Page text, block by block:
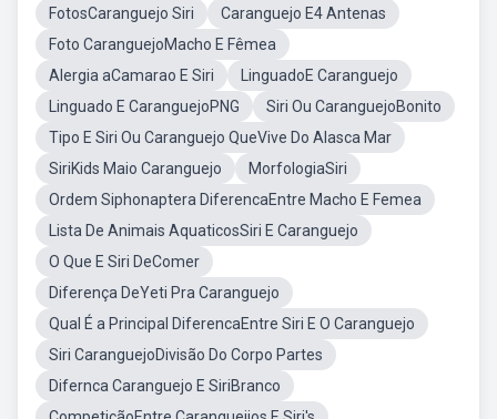
FotosCaranguejo Siri
Caranguejo E4 Antenas
Foto CaranguejoMacho E Fêmea
Alergia aCamarao E Siri
LinguadoE Caranguejo
Linguado E CaranguejoPNG
Siri Ou CaranguejoBonito
Tipo E Siri Ou Caranguejo QueVive Do Alasca Mar
SiriKids Maio Caranguejo
MorfologiaSiri
Ordem Siphonaptera DiferencaEntre Macho E Femea
Lista De Animais AquaticosSiri E Caranguejo
O Que E Siri DeComer
Diferença DeYeti Pra Caranguejo
Qual É a Principal DiferencaEntre Siri E O Caranguejo
Siri CaranguejoDivisão Do Corpo Partes
Difernca Caranguejo E SiriBranco